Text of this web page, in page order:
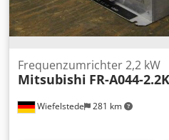
Wiefelstede 281 km
Frequenzumrichter 2,2 kW
Mitsubishi FR-A044-